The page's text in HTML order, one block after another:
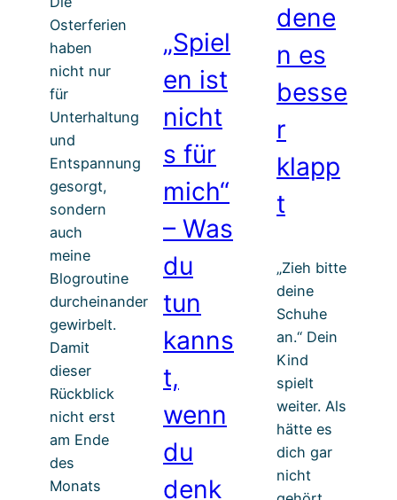
Osterferien
haben
nicht nur
für
Unterhaltung
und
Entspannung
gesorgt,
sondern
auch
meine
Blogroutine
durcheinander
gewirbelt.
Damit
dieser
Rückblick
nicht erst
am Ende
des
Monats
„Spiel
en ist
nicht
s für
mich“
– Was
du
tun
kanns
t,
wenn
du
denk
dene
n es
besse
r
klapp
t
„Zieh bitte
deine
Schuhe
an.“ Dein
Kind
spielt
weiter. Als
hätte es
dich gar
nicht